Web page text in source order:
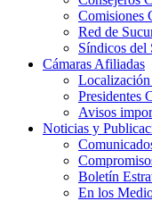
Comisiones
Red de
Síndicos del
Cámaras Afiliadas
Localización
Presidentes
Avisos
Noticias y
Boletín
En los